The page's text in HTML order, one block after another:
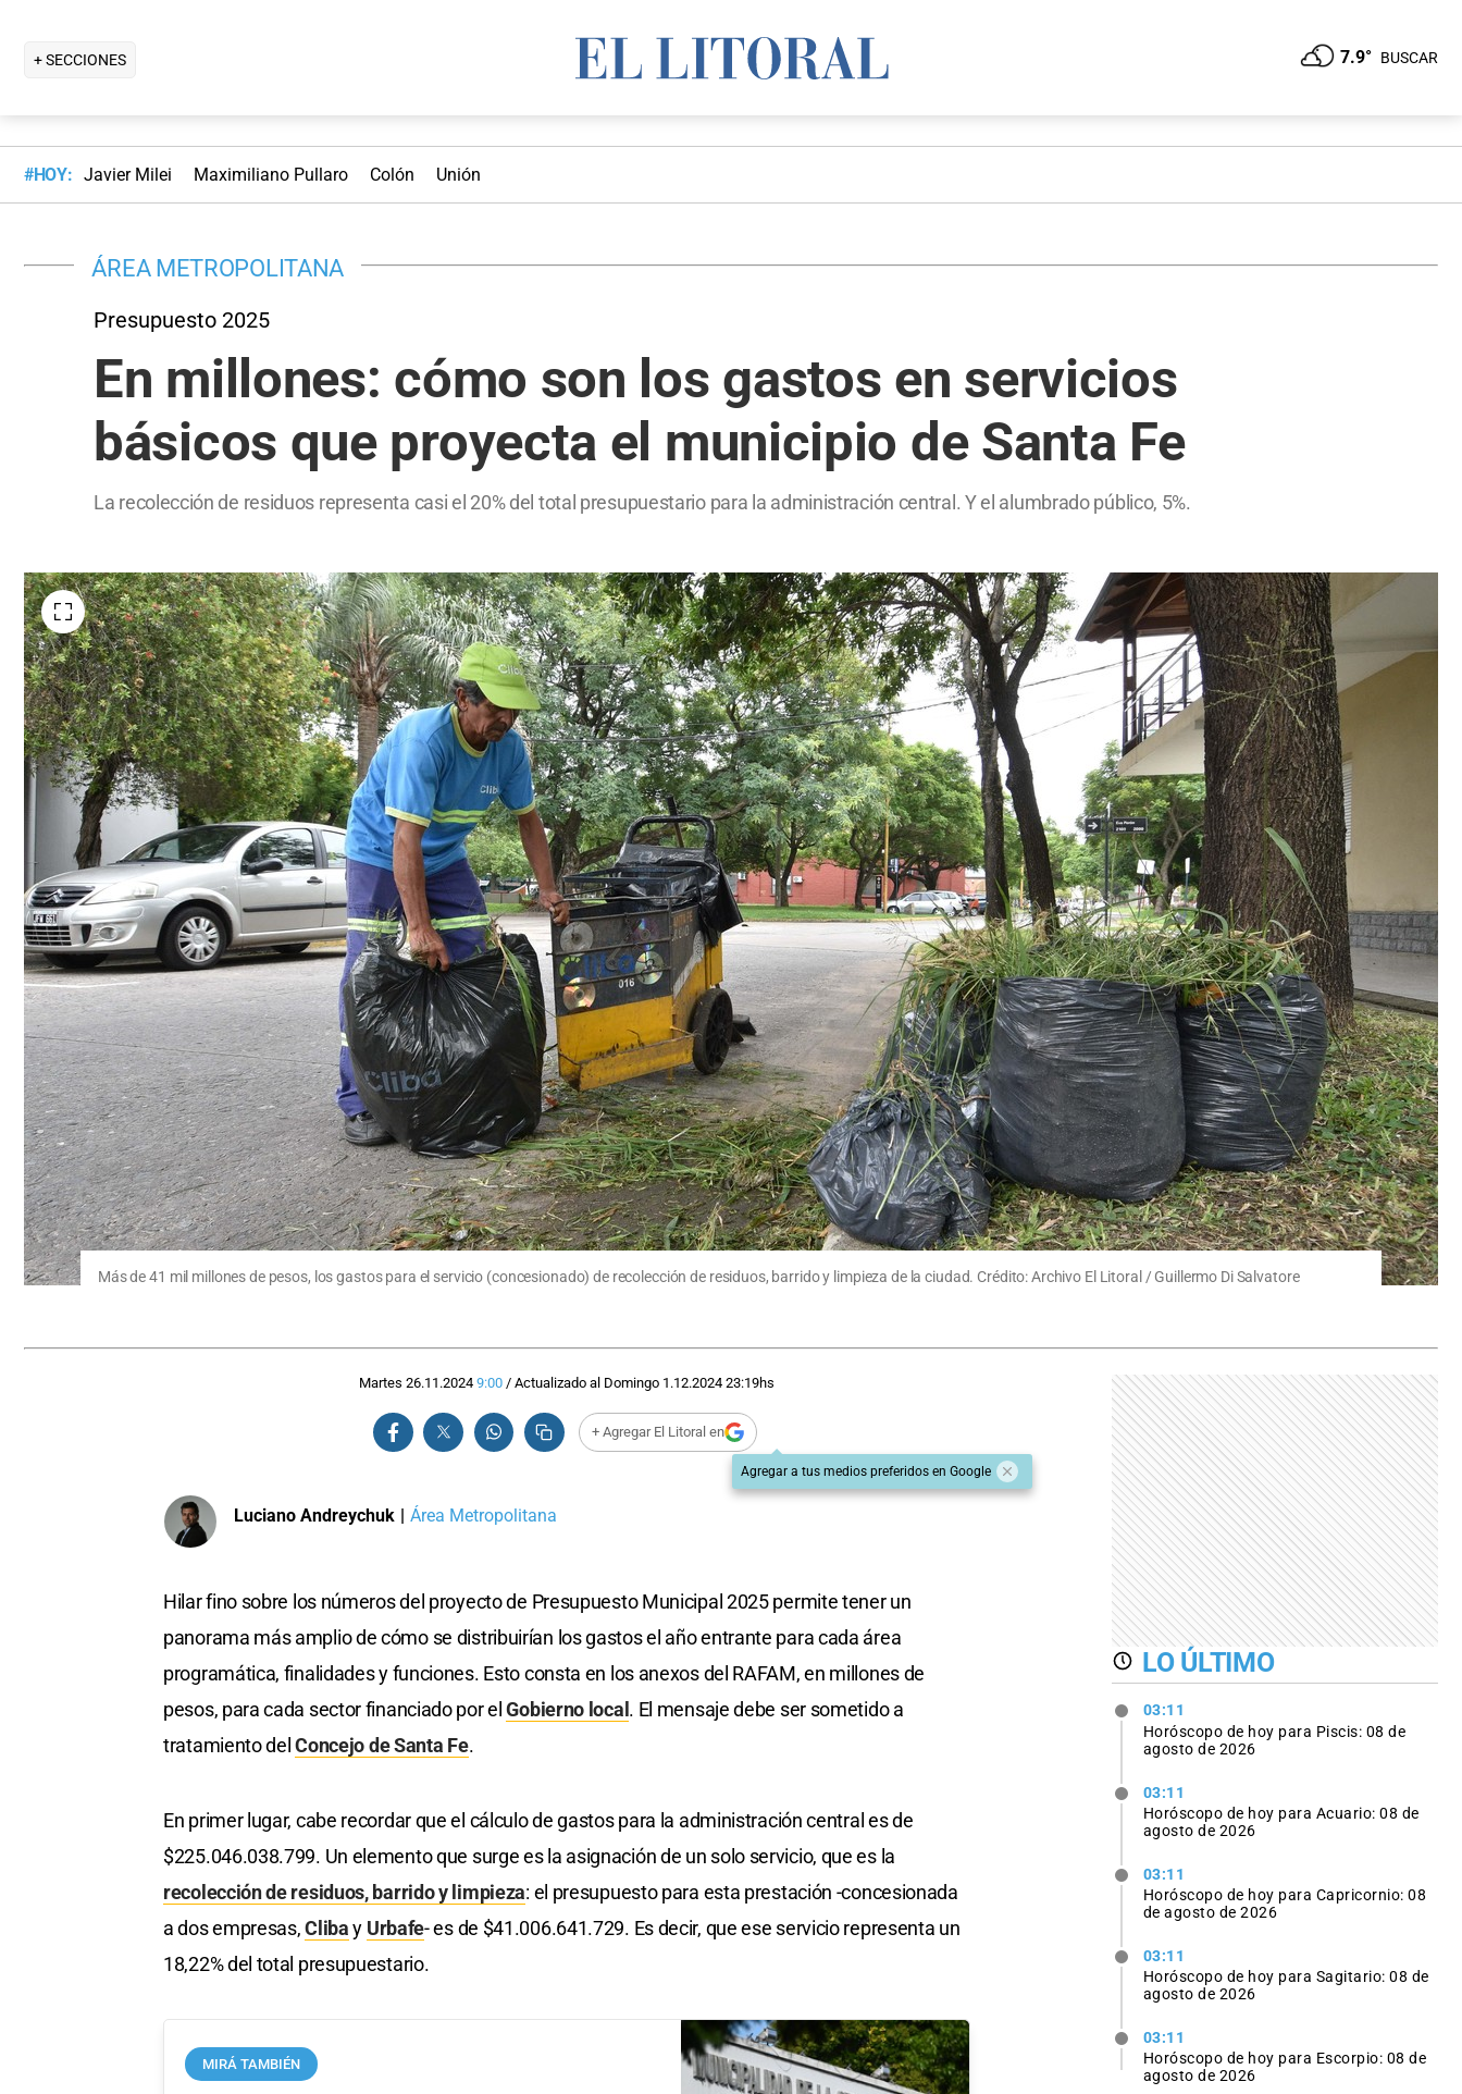
+ SECCIONES 7.9° BUSCAR
#HOY: Javier Milei Maximiliano Pullaro Colón Unión
ÁREA METROPOLITANA
Presupuesto 2025
En millones: cómo son los gastos en servicios
básicos que proyecta el municipio de Santa Fe
La recolección de residuos representa casi el 20% del total presupuestario para la administración central. Y el alumbrado público, 5%.
Más de 41 mil millones de pesos, los gastos para el servicio (concesionado) de recolección de residuos, barrido y limpieza de la ciudad. Crédito: Archivo El Litoral / Guillermo Di Salvatore
Martes 26.11.2024 9:00 / Actualizado al Domingo 1.12.2024 23:19hs
+ Agregar El Litoral en
Agregar a tus medios preferidos en Google
Luciano Andreychuk | Área Metropolitana
Hilar fino sobre los números del proyecto de Presupuesto Municipal 2025 permite tener un
panorama más amplio de cómo se distribuirían los gastos el año entrante para cada área
programática, finalidades y funciones. Esto consta en los anexos del RAFAM, en millones de
pesos, para cada sector financiado por elGobierno local . El mensaje debe ser sometido a
tratamiento delConcejo de Santa Fe.
En primer lugar, cabe recordar que el cálculo de gastos para la administración central es de
$225.046.038.799. Un elemento que surge es la asignación de un solo servicio, que es la
recolección de residuos, barrido y limpieza: el presupuesto para esta prestación -concesionada
a dos empresas,Clibay Urbafe- es de $41.006.641.729. Es decir, que ese servicio representa un
18,22% del total presupuestario.
MIRÁ TAMBIÉN
LO ÚLTIMO
03:11
Horóscopo de hoy para Piscis: 08 de
agosto de 2026
03:11
Horóscopo de hoy para Acuario: 08 de
agosto de 2026
03:11
Horóscopo de hoy para Capricornio: 08
de agosto de 2026
03:11
Horóscopo de hoy para Sagitario: 08 de
agosto de 2026
03:11
Horóscopo de hoy para Escorpio: 08 de
agosto de 2026